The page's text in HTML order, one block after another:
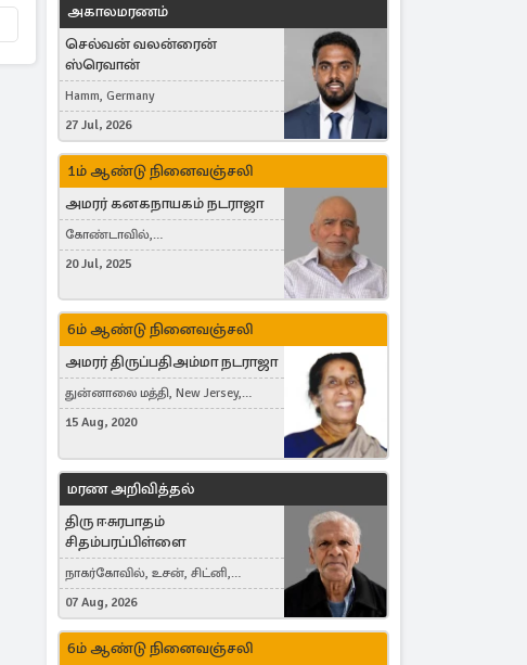
அகாலமரணம்
செல்வன் வலன்ரைன்
ஸ்ரெவான்
Hamm, Germany
27 Jul, 2026
1ம் ஆண்டு நினைவஞ்சலி
அமரர் கனகநாயகம் நடராஜா
கோண்டாவில்,
புன்னாலைக்கட்டுவன், சவுதி
Germany, Brampton, Canada
20 Jul, 2025
6ம் ஆண்டு நினைவஞ்சலி
அமரர் திருப்பதிஅம்மா நடராஜா
துன்னாலை மத்தி, New Jersey,
United States, Toronto, Canada
15 Aug, 2020
மரண அறிவித்தல்
திரு ஈசுரபாதம்
சிதம்பரப்பிள்ளை
நாகர்கோவில், உசன், சிட்னி,
Australia
07 Aug, 2026
6ம் ஆண்டு நினைவஞ்சலி